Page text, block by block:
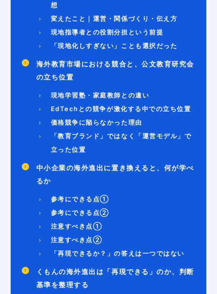
想
変えたこと｜運営・関係づくり・伝え方
現地指導者との役割分担という前提
「現地化しすぎない」ことも選択だった
海外教育市場における競合と、公文教育研究会
の立ち位置
現地学習塾・家庭教師との違い
EdTechとの競争が激化する中での立ち位置
価格競争に陥らなかった理由
「教育ブランド」ではなく「運営モデル」で
立った位置
中小企業の海外進出に置き換えると、何が学べ
るか
参考にできる点①
参考にできる点②
注意すべき点①
注意すべき点②
「再現できるか？」の答えは一つではない
くもんの海外進出は「再現できる」のか、判断
基準を整理する